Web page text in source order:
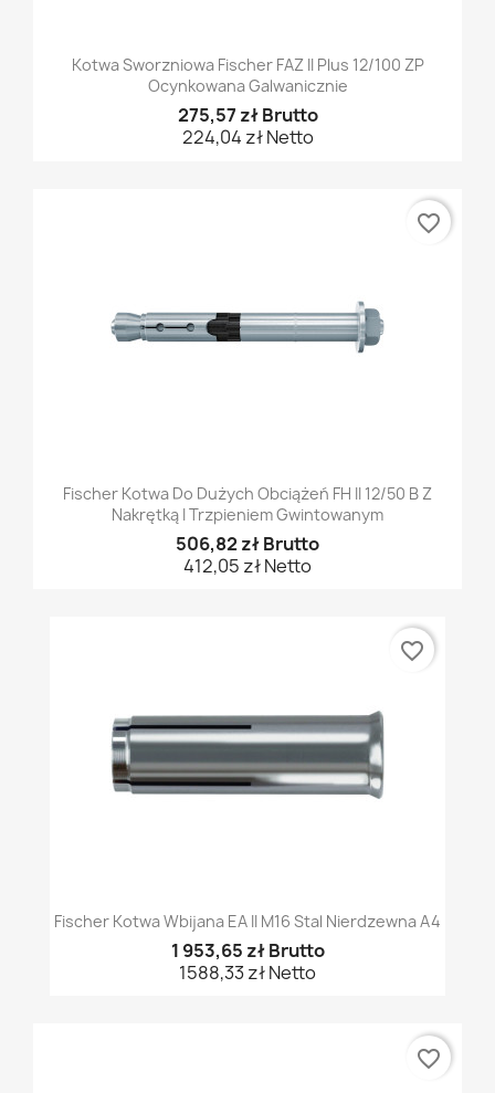
Kotwa Sworzniowa Fischer FAZ II Plus 12/100 ZP
Ocynkowana Galwanicznie
275,57 zł Brutto
224,04 zł Netto
Fischer Kotwa Do Dużych Obciążeń FH II 12/50 B Z
Nakrętką I Trzpieniem Gwintowanym
506,82 zł Brutto
412,05 zł Netto
favorite_border
Fischer Kotwa Wbijana EA II M16 Stal Nierdzewna A4
1 953,65 zł Brutto
1588,33 zł Netto
favorite_border
favorite_border